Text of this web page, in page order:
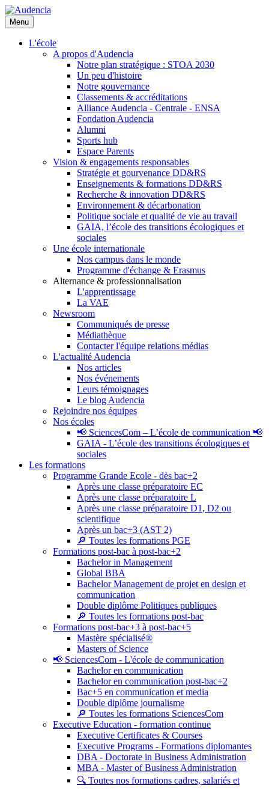
Aller
au
contenu
principal
Menu
L'école
A propos d'Audencia
Notre plan stratégique : STOA 2030
Un peu d'histoire
Notre gouvernance
Classements & accréditations
Alliance Audencia - Centrale - ENSA
Fondation Audencia
Alumni
Sports hub
Espace Parents
Vision & engagements responsables
Stratégie et gourvenance DD&RS
Enseignements & formations DD&RS
Recherche & innovation DD&RS
Environnement & décarbonation
Politique sociale et qualité de vie au travail
GAIA, l’école des transitions écologiques et
sociales
Une école internationale
Nos campus dans le monde
Programme d'échange & Erasmus
Alternance & professionnalisation
L'apprentissage
La VAE
Newsroom
Communiqués de presse
Médiathèque
Contacter l'équipe relations médias
L'actualité Audencia
Nos articles
Nos événements
Leurs témoignages
Le blog Audencia
Rejoindre nos équipes
Nos écoles
📢 SciencesCom – L’école de communication 📢
GAIA - L’école des transitions écologiques et
sociales
Les formations
Programme Grande Ecole - dès bac+2
Après une classe préparatoire EC
Après une classe préparatoire L
Après une classe préparatoire D1, D2 ou
scientifique
Après un bac+3 (AST 2)
🔎 Toutes les formations PGE
Formations post-bac à post-bac+2
Bachelor in Management
Global BBA
Bachelor Management de projet en design et
communication
Double diplôme Politiques publiques
🔎 Toutes les formations post-bac
Formations post-bac+3 à post-bac+5
Mastère spécialisé®
Masters of Science
📢 SciencesCom - L'école de communication
Bachelor en communication
Bachelor en communication post-bac+2
Bac+5 en communication et media
Double diplôme journalisme
🔎 Toutes les formations SciencesCom
Executive Education - formation continue
Executive Certificates & Courses
Executive Programs - Formations diplomantes
DBA - Doctorate in Business Administration
MBA - Master of Business Administration
🔍 Toutes nos formations cadres, salariés et